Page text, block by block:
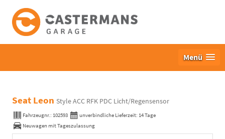
Menü
Seat Leon Style ACC RFK PDC Licht/Regensensor
Fahrzeugnr.: 102593 unverbindliche Lieferzeit: 14 Tage
Neuwagen mit Tageszulassung